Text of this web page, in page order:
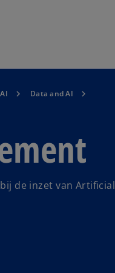
Data and AI
de inzet van Artificial